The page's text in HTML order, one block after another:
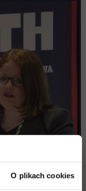
O plikach cookies